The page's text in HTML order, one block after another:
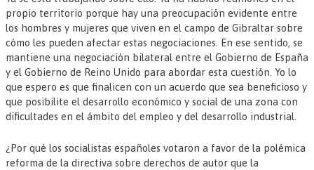
propio territorio porque hay una preocupación evidente entre
los hombres y mujeres que viven en el campo de Gibraltar sobre
cómo les pueden afectar estas negociaciones. En ese sentido, se
mantiene una negociación bilateral entre el Gobierno de España
y el Gobierno de Reino Unido para abordar esta cuestión. Yo lo
que espero es que finalicen con un acuerdo que sea beneficioso y
que posibilite el desarrollo económico y social de una zona con
dificultades en el ámbito del empleo y del desarrollo industrial.
¿Por qué los socialistas españoles votaron a favor de la polémica
reforma de la directiva sobre derechos de autor que la